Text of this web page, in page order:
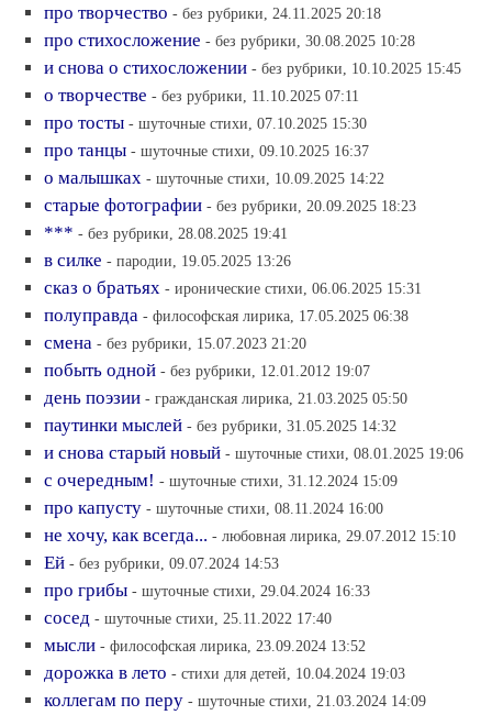
про творчество - без рубрики, 24.11.2025 20:18
про стихосложение - без рубрики, 30.08.2025 10:28
и снова о стихосложении - без рубрики, 10.10.2025 15:45
о творчестве - без рубрики, 11.10.2025 07:11
про тосты - шуточные стихи, 07.10.2025 15:30
про танцы - шуточные стихи, 09.10.2025 16:37
о малышках - шуточные стихи, 10.09.2025 14:22
старые фотографии - без рубрики, 20.09.2025 18:23
*** - без рубрики, 28.08.2025 19:41
в силке - пародии, 19.05.2025 13:26
сказ о братьях - иронические стихи, 06.06.2025 15:31
полуправда - философская лирика, 17.05.2025 06:38
смена - без рубрики, 15.07.2023 21:20
побыть одной - без рубрики, 12.01.2012 19:07
день поэзии - гражданская лирика, 21.03.2025 05:50
паутинки мыслей - без рубрики, 31.05.2025 14:32
и снова старый новый - шуточные стихи, 08.01.2025 19:06
с очередным! - шуточные стихи, 31.12.2024 15:09
про капусту - шуточные стихи, 08.11.2024 16:00
не хочу, как всегда... - любовная лирика, 29.07.2012 15:10
Ей - без рубрики, 09.07.2024 14:53
про грибы - шуточные стихи, 29.04.2024 16:33
сосед - шуточные стихи, 25.11.2022 17:40
мысли - философская лирика, 23.09.2024 13:52
дорожка в лето - стихи для детей, 10.04.2024 19:03
коллегам по перу - шуточные стихи, 21.03.2024 14:09